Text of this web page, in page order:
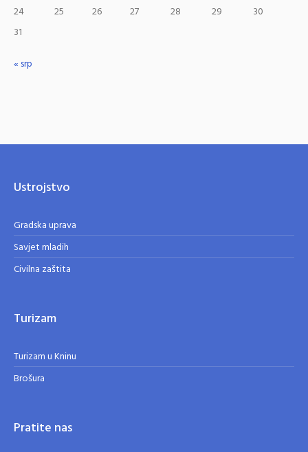
24
25 26 27 28 29
30
31
« srp
Ustrojstvo
Gradska uprava
Savjet mladih
Civilna zaštita
Turizam
Turizam u Kninu
Brošura
Pratite nas